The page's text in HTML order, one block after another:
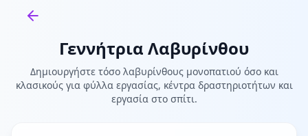
Back to tools
Γεννήτρια Λαβυρίνθου
Δημιουργήστε τόσο λαβυρίνθους μονοπατιού όσο και
κλασικούς για φύλλα εργασίας, κέντρα δραστηριοτήτων και
εργασία στο σπίτι.